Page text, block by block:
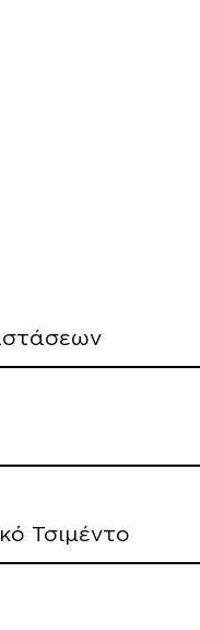
Τσιμέντο